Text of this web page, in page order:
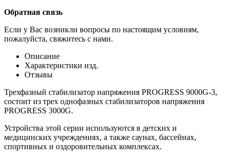
Обратная связь
Если у Вас возникли вопросы по настоящим условиям,
пожалуйста, свяжитесь с нами.
Описание
Характеристики изд.
Отзывы
Трехфазный стабилизатор напряжения PROGRESS 9000G-3,
состоит из трех однофазных стабилизаторов напряжения
PROGRESS 3000G.
Устройства этой серии используются в детских и
медицинских учреждениях, а также саунах, бассейнах,
спортивных и оздоровительных комплексах.